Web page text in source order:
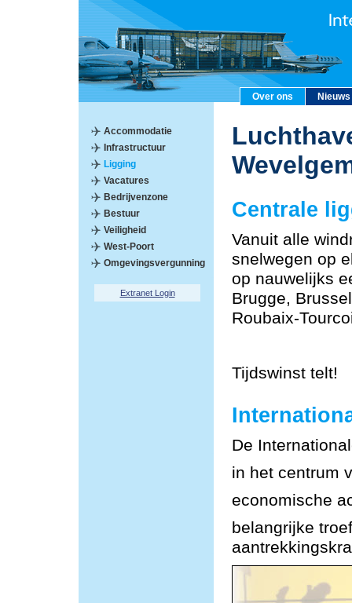
Over ons Nieuws
Accommodatie
Infrastructuur
Ligging
Vacatures
Bedrijvenzone
Bestuur
Veiligheid
West-Poort
Omgevingsvergunning
Extranet Login
Centrale
Vanuit alle
snelwegen op
op nauwelijks
Brugge,
Roubaix-
Tijdswinst telt!
De
in het centrum
economische
belangrijke